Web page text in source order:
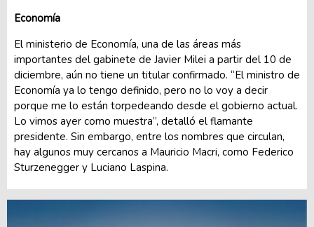
Economía
El ministerio de Economía, una de las áreas más
importantes del gabinete de Javier Milei a partir del 10 de
diciembre, aún no tiene un titular confirmado. “El ministro de
Economía ya lo tengo definido, pero no lo voy a decir
porque me lo están torpedeando desde el gobierno actual.
Lo vimos ayer como muestra”, detalló el flamante
presidente. Sin embargo, entre los nombres que circulan,
hay algunos muy cercanos a Mauricio Macri, como Federico
Sturzenegger y Luciano Laspina.